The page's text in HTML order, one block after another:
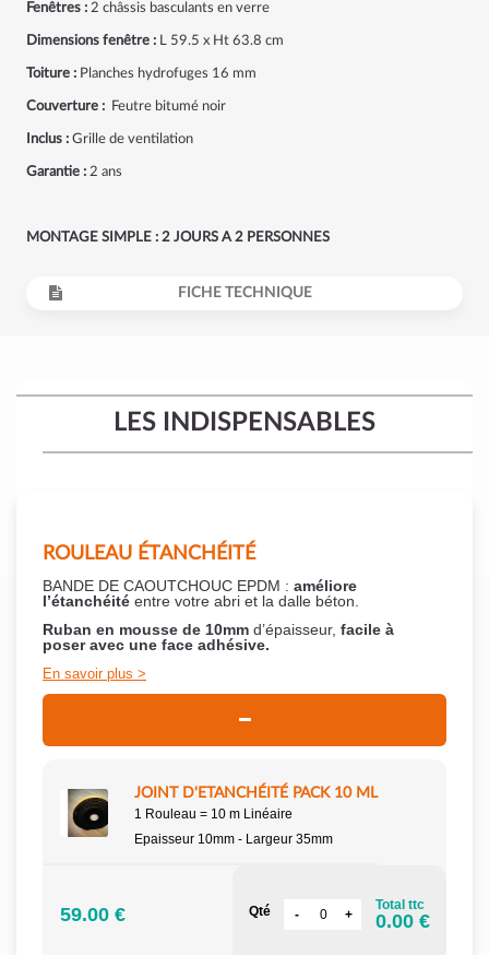
Fenêtres : 2 châssis basculants en verre
Dimensions fenêtre : L 59.5 x Ht 63.8 cm
Toiture : Planches hydrofuges 16 mm
Couverture : Feutre bitumé noir
Inclus : Grille de ventilation
Garantie : 2 ans
MONTAGE SIMPLE : 2 JOURS A 2 PERSONNES
FICHE TECHNIQUE
LES INDISPENSABLES
ROULEAU ÉTANCHÉITÉ
BANDE DE CAOUTCHOUC EPDM : améliore
l’étanchéité entre votre abri et la dalle béton.
Ruban en mousse de 10mm d’épaisseur, facile à
poser avec une face adhésive.
En savoir plus
JOINT D'ETANCHÉITÉ PACK 10 ML
1 Rouleau = 10 m Linéaire
Epaisseur 10mm - Largeur 35mm
59.00 € Qté Total ttc
0.00 €